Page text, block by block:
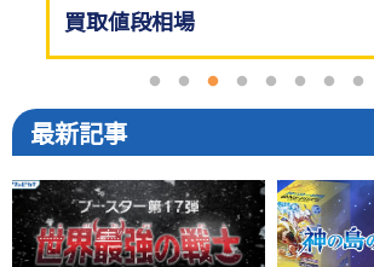
場
買取値段相場
買取値段相場
段相場
覧
率をリアルに再現
高騰カードの最新傾向
最新記事